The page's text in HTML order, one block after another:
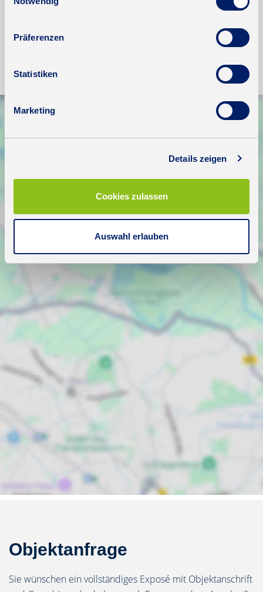
Präferenzen
Statistiken
Marketing
Details zeigen
Cookies zulassen
Auswahl erlauben
Heizung
Zentralheizung
Objektanfrage
Sie wünschen ein vollständiges Exposé mit Objektanschrift